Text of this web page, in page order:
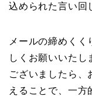
込められた言い回
メールの締めくく
しくお願いいたし
ございましたら、
えることで、一方